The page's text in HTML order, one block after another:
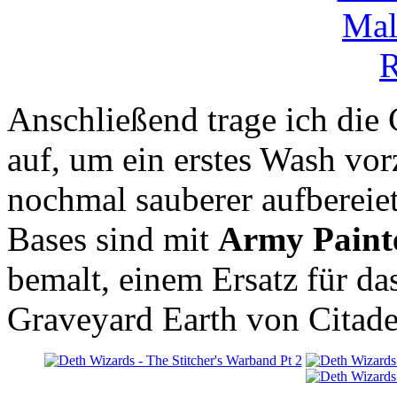
Anschließend trage ich
auf, um ein erstes Wash
nochmal sauberer
Bases sind mit Army
bemalt, einem Ersatz für
Graveyard Earth von